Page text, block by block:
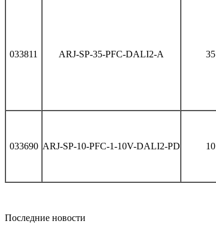
033811 ARJ-SP-35-PFC-DALI2-A 35
033690 ARJ-SP-10-PFC-1-10V-DALI2-PD 10
Последние новости